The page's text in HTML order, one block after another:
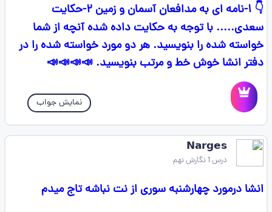
👇 ۱-نامه ای به مدافعان آسمان و زمین ۲-حکایت
سعدی.....‌‌ با توجه به حکایت داده شده آنچه از شما
خواسته شده را بنویسید. هر دو مورد خواسته شده را در
دفتر انشا خوش خط و مرتب بنویسید. 📣📣📣📣
نمایش جواب
𝗡𝗮𝗿𝗴𝗲𝘀
درس 1 نگارش نهم
انشا درمورد چهارشنبه سوری از نت نباشه تاج میدم